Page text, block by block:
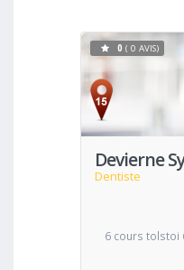
Devierne
Dentiste
0 ( 0 AVIS)
6 cours tolstoi